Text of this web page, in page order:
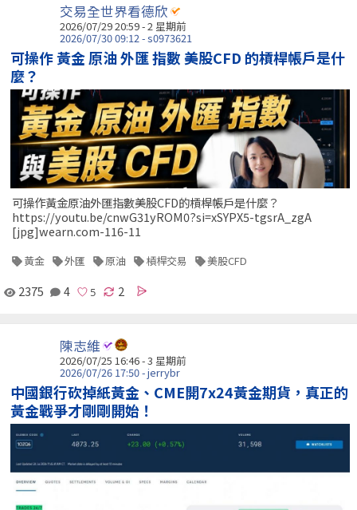
交易全世界看德欣
2026/07/29 20:59 - 2 星期前
2026/07/30 09:12 - s0973621
可操作 黃金 原油 外匯 指數 美股CFD 的槓桿帳戶是什
麼？
可操作黃金原油外匯指數美股CFD的槓桿帳戶是什麼？
https://youtu.be/cnwG31yROM0?si=xSYPX5-tgsrA_zgA
[jpg]wearn.com-116-11
黃金 外匯 原油 槓桿交易 美股CFD
2375 4 2
陳志維
2026/07/25 16:46 - 3 星期前
2026/07/26 17:50 - jerrybr
中國銀行砍掉紙黃金、CME開7x24黃金期貨，真正的
黃金戰爭才剛剛開始！